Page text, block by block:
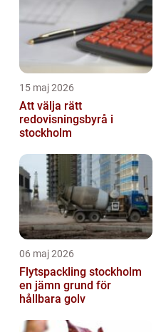
15 maj 2026
Att välja rätt
redovisningsbyrå i
stockholm
06 maj 2026
Flytspackling stockholm
en jämn grund för
hållbara golv